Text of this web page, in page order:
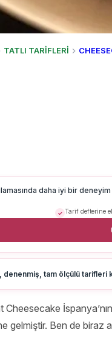
TATLI TARİFLERİ
daha iyi bir
Tarif defterine
tam ölçülü tarifleri
gelmiştir. Ben de